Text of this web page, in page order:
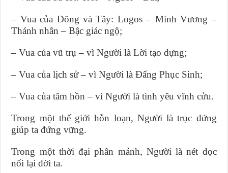
– Vua của Đông và Tây: Logos – Minh Vương –
Thánh nhân – Bậc giác ngộ;
– Vua của vũ trụ – vì Người là Lời tạo dựng;
– Vua của lịch sử – vì Người là Đấng Phục Sinh;
– Vua của tâm hồn – vì Người là tình yêu vĩnh cửu.
Trong một thế giới hỗn loạn, Người là trục đứng
giúp ta đứng vững.
Trong một thời đại phân mảnh, Người là nét dọc
nối lại đời ta.